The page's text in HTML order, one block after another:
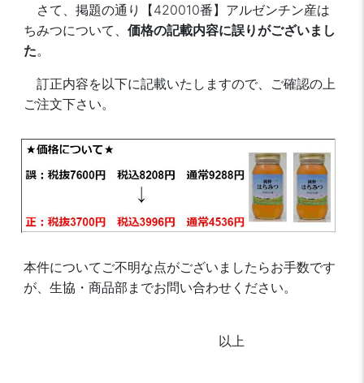
さて、掲題の通り【420010番】アルゼンチン産は
ちみつについて、 価格の記載内容に誤りがございまし
た。
訂正内容を以下に記載いたしますので、ご確認の上
ご注文下さい。
本件についてご不明な点がございましたらお手数です
が、生協・商品部までお問い合わせください。
以上